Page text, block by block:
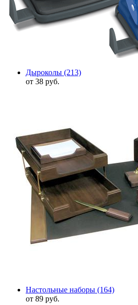
Дыроколы (213)
от 38 руб.
Настольные наборы (164)
от 89 руб.